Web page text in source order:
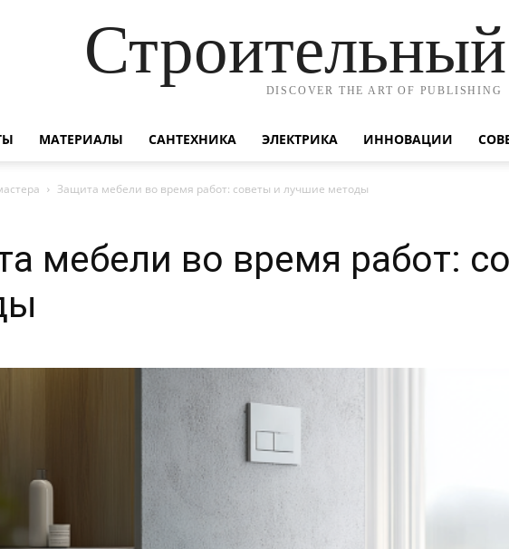
DISCOVER THE ART OF PUBLISHING
МАТЕРИАЛЫ САНТЕХНИКА ЭЛЕКТРИКА ИННОВАЦИИ
Защита мебели во время работ: советы и лучшие методы
мебели во время работ: